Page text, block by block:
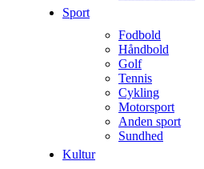
Sport
Fodbold
Håndbold
Golf
Tennis
Cykling
Motorsport
Anden sport
Sundhed
Kultur